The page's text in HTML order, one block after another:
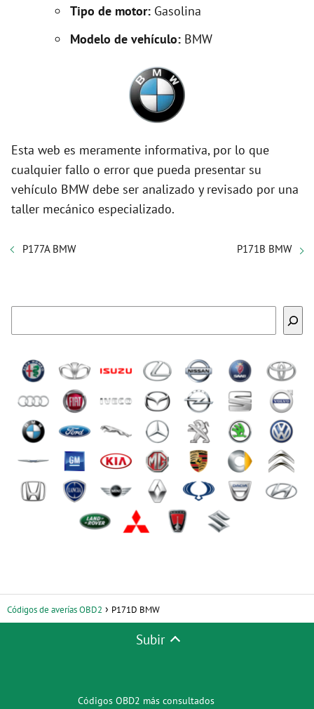
Tipo de motor: Gasolina
Modelo de vehículo: BMW
Esta web es meramente informativa, por lo que
cualquier fallo o error que pueda presentar su
vehículo BMW debe ser analizado y revisado por una
taller mecánico especializado.
P177A BMW P171B BMW
Códigos de averías OBD2 P171D BMW
Subir
Códigos OBD2 más consultados